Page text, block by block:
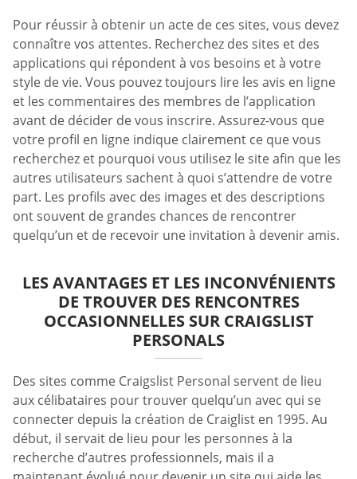
Pour réussir à obtenir un acte de ces sites, vous devez
connaître vos attentes. Recherchez des sites et des
applications qui répondent à vos besoins et à votre
style de vie. Vous pouvez toujours lire les avis en ligne
et les commentaires des membres de l’application
avant de décider de vous inscrire. Assurez-vous que
votre profil en ligne indique clairement ce que vous
recherchez et pourquoi vous utilisez le site afin que les
autres utilisateurs sachent à quoi s’attendre de votre
part. Les profils avec des images et des descriptions
ont souvent de grandes chances de rencontrer
quelqu’un et de recevoir une invitation à devenir amis.
LES AVANTAGES ET LES INCONVÉNIENTS
DE TROUVER DES RENCONTRES
OCCASIONNELLES SUR CRAIGSLIST
PERSONALS
Des sites comme Craigslist Personal servent de lieu
aux célibataires pour trouver quelqu’un avec qui se
connecter depuis la création de Craiglist en 1995. Au
début, il servait de lieu pour les personnes à la
recherche d’autres professionnels, mais il a